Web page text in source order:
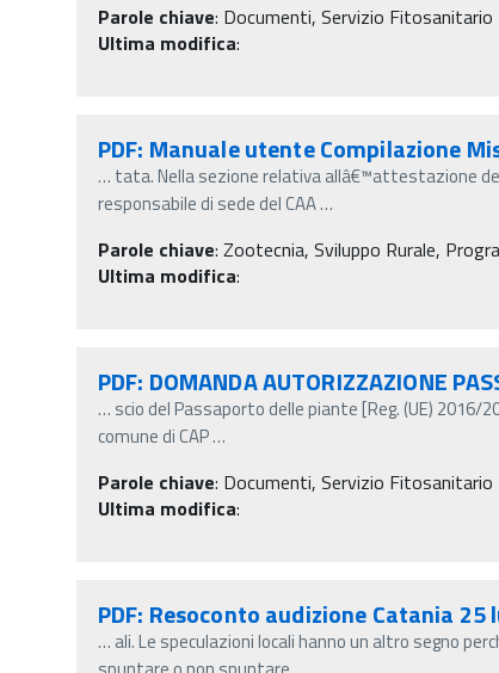
Parole chiave: Documenti, Servizio Fitosanitario
Ultima modifica:
PDF: Manuale utente Compilazione
… tata. Nella sezione relativa allâ€™attestazione
responsabile di sede del CAA…
Parole chiave: Zootecnia, Sviluppo Rurale,
Ultima modifica:
PDF: DOMANDA AUTORIZZAZIONE
… scio del Passaporto delle piante [Reg. (UE) 2016/
comune di CAP…
Parole chiave: Documenti, Servizio Fitosanitario
Ultima modifica:
PDF: Resoconto audizione Catania
… ali. Le speculazioni locali hanno un altro segno